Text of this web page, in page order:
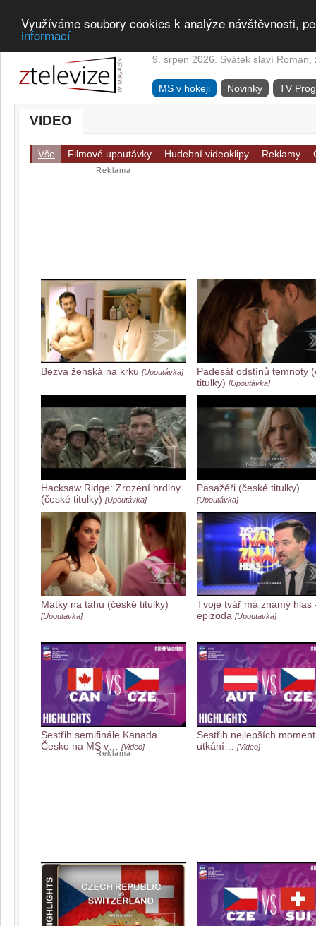
Využíváme soubory cookies k analýze návštěvnosti,
informací
9. srpen 2026. Svátek slaví Roman,
MS v hokeji Novinky TV
VIDEO
Vše Filmové upoutávky Hudební videoklipy Reklamy
Reklama
Bezva ženská na krku [Upoutávka]
Padesát odstínů temnoty
titulky) [Upoutávka]
Hacksaw Ridge: Zrození hrdiny
(české titulky) [Upoutávka]
Pasažéři (české titulky)
[Upoutávka]
Matky na tahu (české titulky)
[Upoutávka]
Tvoje tvář má známý hlas
epizoda [Upoutávka]
Sestřih semifinále Kanada
Česko na MS v…
[Video]
Sestřih nejlepších
utkání…
[Video]
Reklama